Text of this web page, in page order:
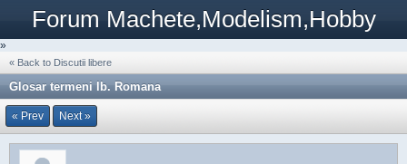
Forum Machete,Modelism,Hobby
»
« Back to Discutii libere
Glosar termeni lb. Romana
« Prev Next »